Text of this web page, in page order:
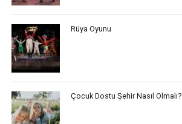
Rüya Oyunu
Çocuk Dostu Şehir Nasıl Olmalı?